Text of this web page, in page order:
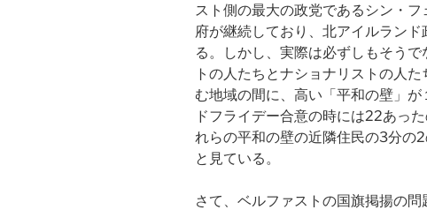
スト側の最大の政党であるシン・
府が継続しており、北アイルラン
る。しかし、実際は必ずしもそう
トの人たちとナショナリストの人
む地域の間に、高い「平和の壁」
ドフライデー合意の時には22あっ
れらの平和の壁の近隣住民の3分の
と見ている。
さて、ベルファストの国旗掲揚の